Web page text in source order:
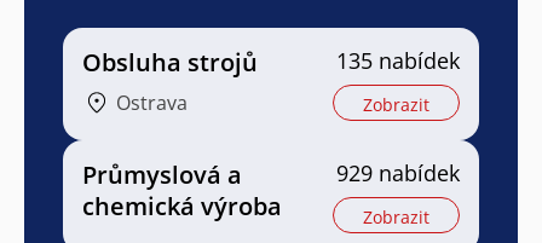
Obsluha strojů
Ostrava
135 nabídek
Zobrazit
Průmyslová a
chemická výroba
929 nabídek
Zobrazit